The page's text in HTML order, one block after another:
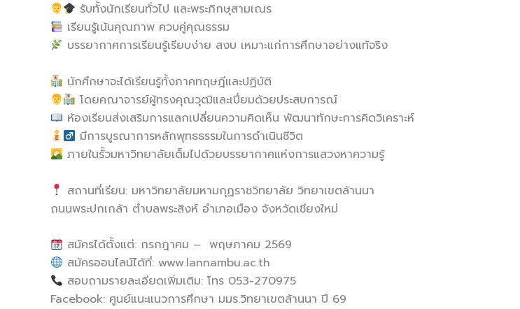
รับทั้งนักเรียนทั่วไป และพระภิกษุสามเณร
เรียนรู้เน้นคุณภาพ ควบคู่คุณธรรม
บรรยากาศการเรียนรู้เรียบง่าย สงบ เหมาะแก่การศึกษาอย่างแท้จริง
นักศึกษาจะได้เรียนรู้ทั้งภาคทฤษฎีและปฏิบัติ
โดยคณาจารย์ผู้ทรงคุณวุฒิและเปี่ยมด้วยประสบการณ์
ห้องเรียนส่งเสริมการแลกเปลี่ยนความคิดเห็น พัฒนาทักษะการคิดวิเคราะห์
มีการบูรณาการหลักพุทธธรรมในการดำเนินชีวิต
ภายในรั้วมหาวิทยาลัยเต็มไปด้วยบรรยากาศแห่งการแสวงหาความรู้
สถานที่เรียน: มหาวิทยาลัยมหามกุฏราชวิทยาลัย วิทยาเขตล้านนา
ถนนพระปกเกล้า ตำบลพระสิงห์ อำเภอเมือง จังหวัดเชียงใหม่
สมัครได้ตั้งแต่: กรกฎาคม – พฤษภาคม 2569
สมัครออนไลน์ได้ที่: www.lannambu.ac.th
สอบถามรายละเอียดเพิ่มเติม: โทร 053-270975
Facebook: ศูนย์แนะแนวการศึกษา มมร.วิทยาเขตล้านนา ปี 69